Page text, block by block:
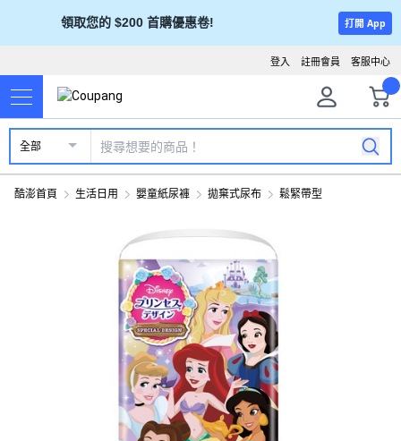
領取您的 $200 首購優惠卷! 打開 App
客服中心
註冊會員
登入
全部
酷澎首頁 生活日用 嬰童紙尿褲 拋棄式尿布 鬆緊帶型